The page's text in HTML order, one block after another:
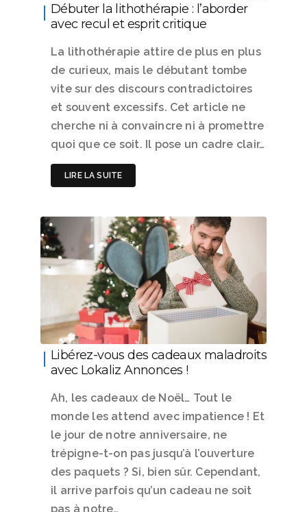
Débuter la lithothérapie : l’aborder
avec recul et esprit critique
La lithothérapie attire de plus en plus
de curieux, mais le débutant tombe
vite sur des discours contradictoires
et souvent excessifs. Cet article ne
cherche ni à convaincre ni à promettre
quoi que ce soit. Il pose un cadre clair…
LIRE LA SUITE
Libérez-vous des cadeaux maladroits
avec Lokaliz Annonces !
Ah, les cadeaux de Noël… Tout le
monde les attend avec impatience ! Et
le jour de notre anniversaire, ne
trépigne-t-on pas jusqu’à l’ouverture
des paquets ? Si, bien sûr. Cependant,
il arrive parfois qu’un cadeau ne soit
pas à notre…